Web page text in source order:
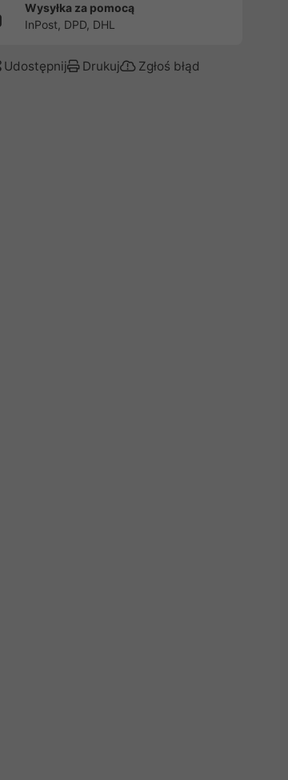
Wysyłka za pomocą
InPost, DPD, DHL
Udostępnij Drukuj Zgłoś błąd